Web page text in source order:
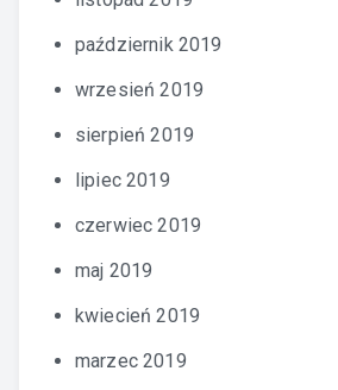
październik 2019
wrzesień 2019
sierpień 2019
lipiec 2019
czerwiec 2019
maj 2019
kwiecień 2019
marzec 2019